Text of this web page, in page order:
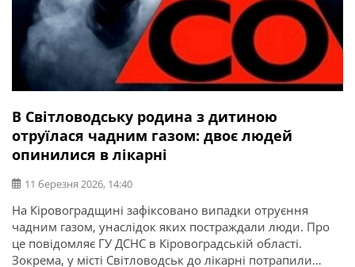
В Світловодську родина з дитиною
отруїлася чадним газом: двоє людей
опинилися в лікарні
11 березня 2026, 14:40
На Кіровоградщині зафіксовано випадки отруєння
чадним газом, унаслідок яких постраждали люди. Про
це повідомляє ГУ ДСНС в Кіровоградській області.
Зокрема, у місті Світловодськ до лікарні потрапили